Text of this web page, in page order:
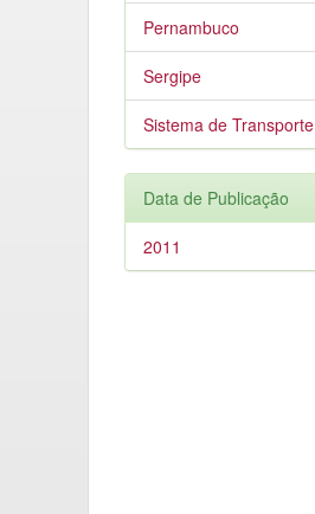
Pernambuco
Sergipe
Sistema de Transporte
Data de Publicação
2011